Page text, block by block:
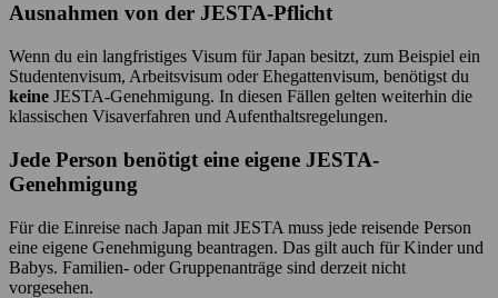
Ausnahmen von der JESTA-Pflicht
Wenn du ein langfristiges Visum für Japan besitzt, zum Beispiel ein
Studentenvisum, Arbeitsvisum oder Ehegattenvisum, benötigst du
keine JESTA-Genehmigung. In diesen Fällen gelten weiterhin die
klassischen Visaverfahren und Aufenthaltsregelungen.
Jede Person benötigt eine eigene JESTA-
Genehmigung
Für die Einreise nach Japan mit JESTA muss jede reisende Person
eine eigene Genehmigung beantragen. Das gilt auch für Kinder und
Babys. Familien- oder Gruppenanträge sind derzeit nicht
vorgesehen.